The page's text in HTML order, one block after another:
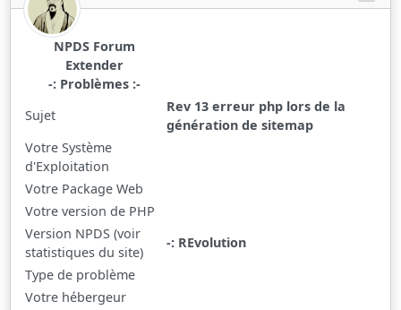
NPDS Forum
Extender
-: Problèmes :-
Sujet
Rev 13 erreur php lors de la
génération de sitemap
Votre Système
d'Exploitation
Votre Package Web
Votre version de PHP
Version NPDS (voir
statistiques du site)
-: REvolution
Type de problème
Votre hébergeur